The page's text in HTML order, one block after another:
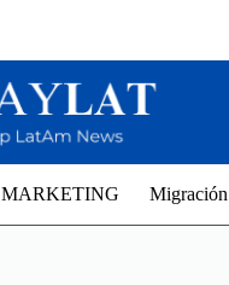
MARKETING Migración